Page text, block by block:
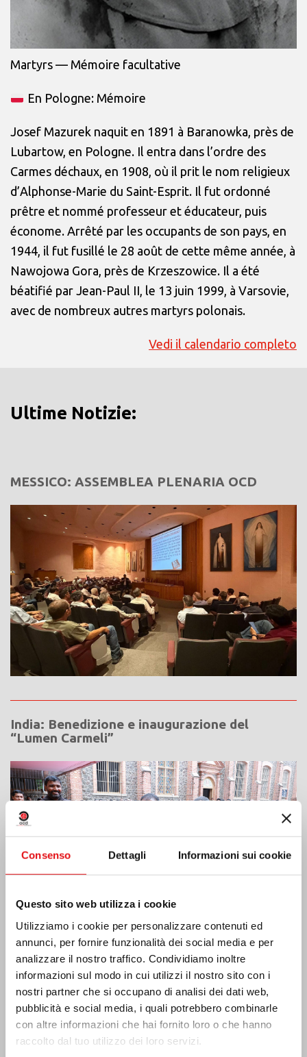
Consenso Dettagli Informazioni sui cookie
Questo sito web utilizza i cookie
Utilizziamo i cookie per personalizzare contenuti ed
annunci, per fornire funzionalità dei social media e per
analizzare il nostro traffico. Condividiamo inoltre
informazioni sul modo in cui utilizzi il nostro sito con i
nostri partner che si occupano di analisi dei dati web,
pubblicità e social media, i quali potrebbero combinarle
con altre informazioni che hai fornito loro o che hanno
raccolto dal tuo utilizzo dei loro servizi.
Martyrs — Mémoire facultative
En Pologne: Mémoire
Josef Mazurek naquit en 1891 à Baranowka, près de
Lubartow, en Pologne. Il entra dans l’ordre des
Carmes déchaux, en 1908, où il prit le nom religieux
d’Alphonse-Marie du Saint-Esprit. Il fut ordonné
prêtre et nommé professeur et éducateur, puis
économe. Arrêté par les occupants de son pays, en
1944, il fut fusillé le 28 août de cette même année, à
Nawojowa Gora, près de Krzeszowice. Il a été
béatifié par Jean-Paul II, le 13 juin 1999, à Varsovie,
avec de nombreux autres martyrs polonais.
Vedi il calendario completo
Ultime Notizie:
MESSICO: ASSEMBLEA PLENARIA OCD
India: Benedizione e inaugurazione del
“Lumen Carmeli”
Costa d’Avorio: doppio Giubileo d’Argento